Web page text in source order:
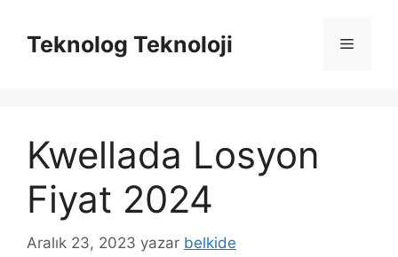
Teknolog Teknoloji Menü
Kwellada Losyon
Fiyat 2024
Aralık 23, 2023 yazar belkide